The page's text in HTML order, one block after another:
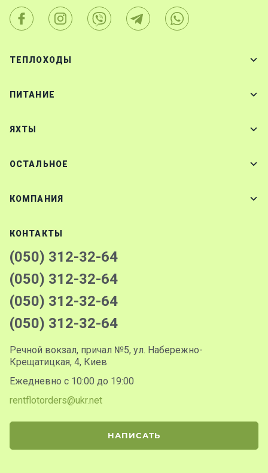
ТЕПЛОХОДЫ
ПИТАНИЕ
ЯХТЫ
ОСТАЛЬНОЕ
КОМПАНИЯ
КОНТАКТЫ
(050) 312-32-64
(050) 312-32-64
(050) 312-32-64
(050) 312-32-64
Речной вокзал, причал №5, ул. Набережно-
Крещатицкая, 4, Киев
Ежедневно с 10:00 до 19:00
rentflotorders@ukr.net
НАПИСАТЬ